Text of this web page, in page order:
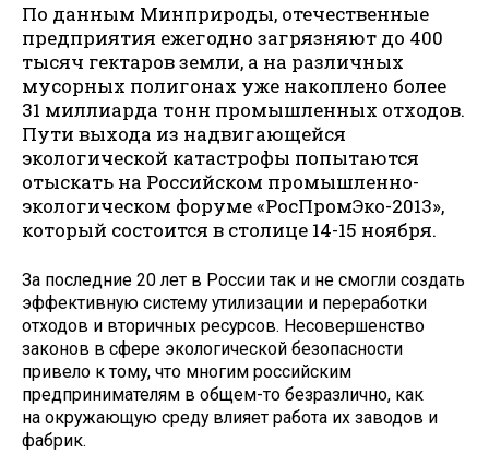
По данным Минприроды, отечественные
предприятия ежегодно загрязняют до 400
тысяч гектаров земли, а на различных
мусорных полигонах уже накоплено более
31 миллиарда тонн промышленных отходов.
Пути выхода из надвигающейся
экологической катастрофы попытаются
отыскать на Российском промышленно-
экологическом форуме «РосПромЭко-2013»,
который состоится в столице 14-15 ноября.
За последние 20 лет в России так и не смогли создать
эффективную систему утилизации и переработки
отходов и вторичных ресурсов. Несовершенство
законов в сфере экологической безопасности
привело к тому, что многим российским
предпринимателям в общем-то безразлично, как
на окружающую среду влияет работа их заводов и
фабрик.